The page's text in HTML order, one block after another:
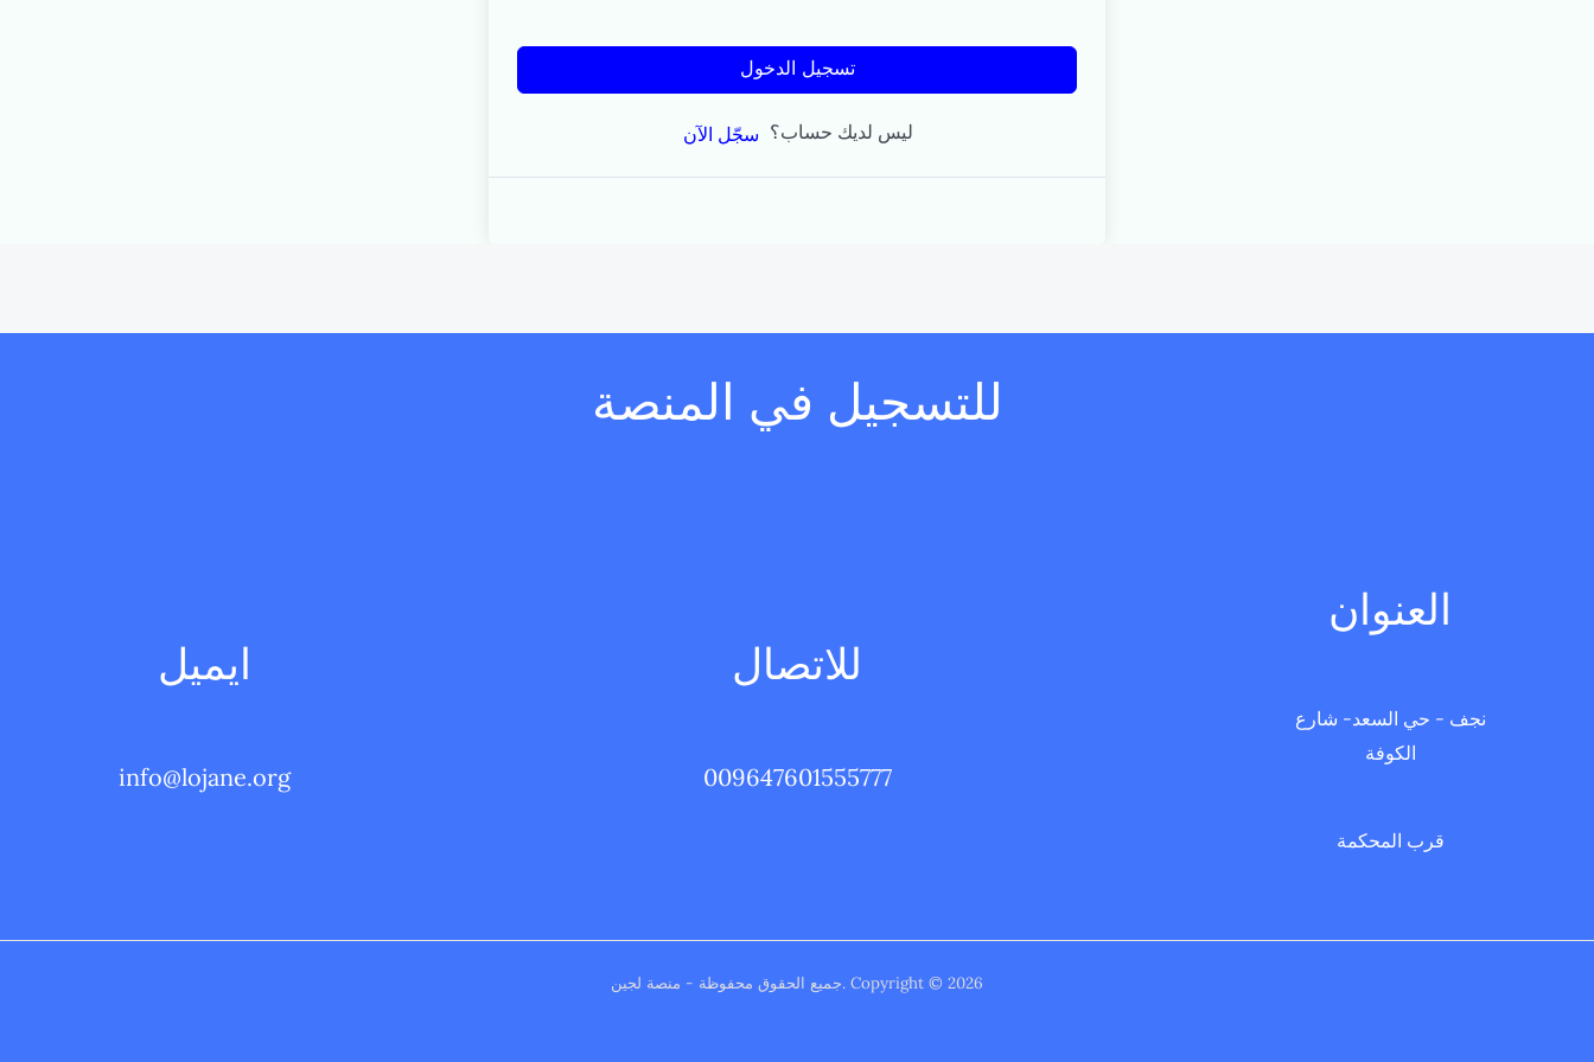
تسجيل الدخول
ليس لديك حساب؟ سجّل الآن
للتسجيل في المنصة
العنوان
نجف - حي السعد- شارع
الكوفة
قرب المحكمة
للاتصال
009647601555777
ايميل
info@lojane.org
Copyright © 2026 .جميع الحقوق محفوظة - منصة لجين